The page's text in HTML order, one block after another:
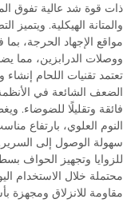
ذات قوة شد عالية تفوق
والمتانة الهيكلية. ويتميز
مواقع الإجهاد الحرجة،
ووصلات الدرابزين، مما
تعتمد تقنيات اللحام
الضعف الشائعة في
فائقة وتقليلًا للضوضاء.
النوم العلوي، بارتفاع
سهولة الوصول إلى
للزوايا وتجهيز الحواف
محتملة خلال الاستخدام
مقاومة للانزلاق ومجهزة